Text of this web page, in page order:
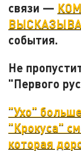
связи —
события.
Не
"Первого
"Ухо"
"Крокуса"
которая